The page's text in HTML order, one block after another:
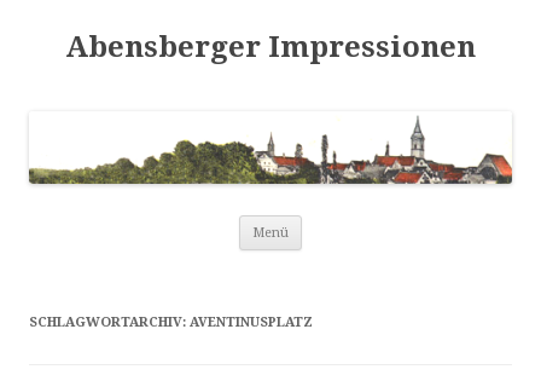
Abensberger Impressionen
Menü
SCHLAGWORTARCHIV: AVENTINUSPLATZ